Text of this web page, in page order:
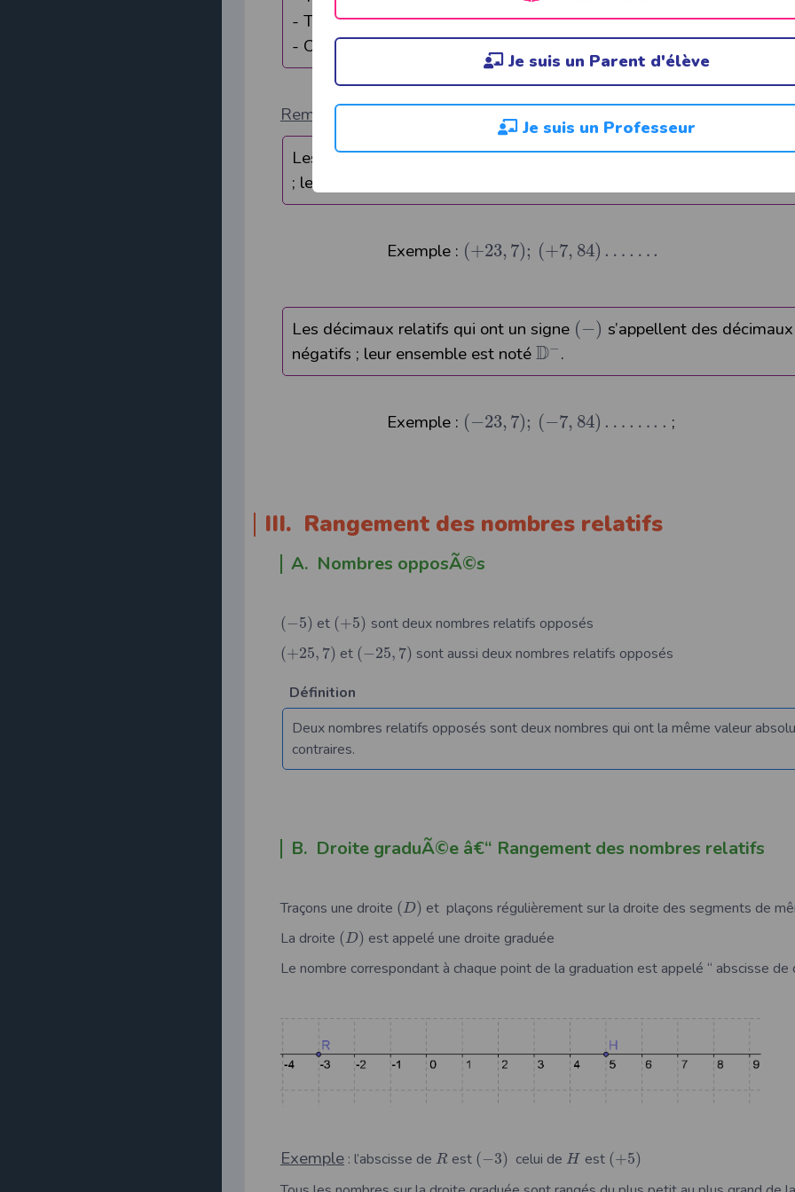
- Tous les éléments deZsont aussi des éléments deD
- On écritZ ⊂ Dqui se lit “Zest inclus dansD"
Remarque: 2
Les décimaux relatifs qui ont un signe(+)s’appellent des
; leur ensemble se note
Exemple : (+23, 7); (+7, 84) … … .
Les décimaux relatifs qui ont un signe (−) s’appellent des
négatifs ; leur ensemble est notéD− .
Exemple : (−23, 7); (−7, 84) … … . . ;
III. Rangement des nombres relatifs
A. Nombres opposÃ©s
(−5) et (+5) sont deux nombres relatifs opposés
(+25, 7) et (−25, 7) sont aussi deux nombres relatifs opposés
Définition
Deux nombres relatifs opposés sont deux nombres qui ont la même valeur
contraires.
B. Droite graduÃ©e â€“ Rangement des nombres relatifs
Traçons une droite (D) et plaçons régulièrement sur la droite des segments de
La droite (D) est appelé une droite graduée
Le nombre correspondant à chaque point de la graduation est appelé “ abscisse de
Exemple : l’abscisse de R est (−3) celui deH est (+5)
Je suis un Parent d'élève
Je suis un Professeur